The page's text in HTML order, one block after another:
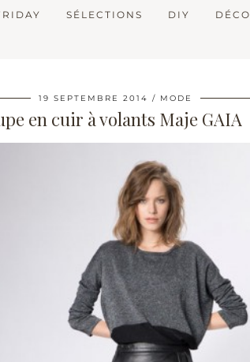
SÉLECTIONS DIY DÉCO
19 SEPTEMBRE 2014 MODE
en cuir à volants Maje GAIA